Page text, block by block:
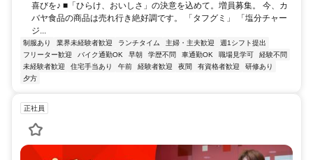
喜びを♪ ■「ひらけ、おいしさ」の決意を込めて。増員募集。 今、カ
バヤ食品の商品は売れ行き絶好調です。 「タフグミ」 「塩分チャー
ジ...
制服あり 業界未経験者歓迎 ランチタイム 主婦・主夫歓迎
週1シフト提出
フリーター歓迎
バイク通勤OK 早朝 学歴不問 車通勤OK 職場見学可
経験不問
未経験者歓迎
住宅手当あり 午前 経験者歓迎 夜間 有資格者歓迎
研修あり
夕方
正社員